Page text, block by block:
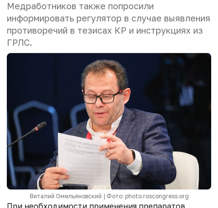
Медработников также попросили
информировать регулятор в случае выявления
противоречий в тезисах КР и инструкциях из
ГРЛС.
Виталий Омельяновский | Фото: photo.roscongress.org